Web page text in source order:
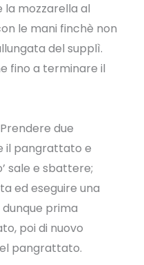
la mozzarella al
le mani finchè non
del supplì.
fino a terminare il
due
il pangrattato e
sale e sbattere;
ed eseguire una
prima
poi di nuovo
pangrattato.